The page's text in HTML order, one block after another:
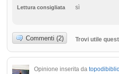
Lettura consigliata sì
Commenti (2) Trovi utile
Opinione inserita da